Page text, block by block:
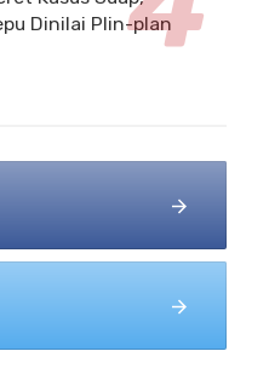
Dinilai Plin-plan